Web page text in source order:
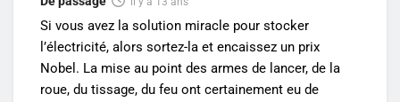
Si vous avez la solution miracle pour stocker
l’électricité, alors sortez-la et encaissez un prix
Nobel. La mise au point des armes de lancer, de la
roue, du tissage, du feu ont certainement eu de